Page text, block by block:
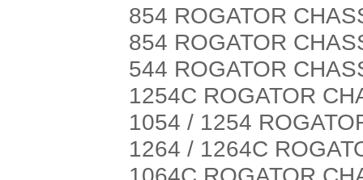
854 ROGATOR
854 ROGATOR
544 ROGATOR
1254C ROGATOR
1054 / 1254
1264 / 1264C